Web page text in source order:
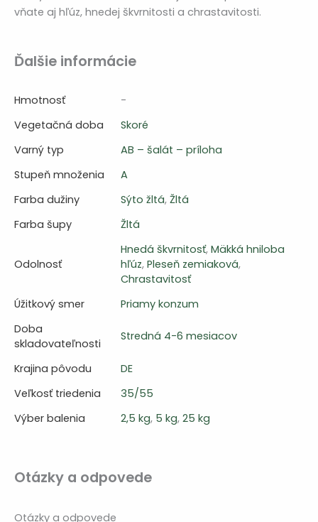
vňate aj hľúz, hnedej škvrnitosti a chrastavitosti.
Ďalšie informácie
Hmotnosť
-
Vegetačná doba
Skoré
Varný typ
AB – šalát – príloha
Stupeň množenia
A
Farba dužiny
Sýto žltá, Žltá
Farba šupy
Žltá
Odolnosť
Hnedá škvrnitosť, Mäkká hniloba
hľúz, Pleseň zemiaková,
Chrastavitosť
Úžitkový smer
Priamy konzum
Doba
skladovateľnosti
Stredná 4-6 mesiacov
Krajina pôvodu
DE
Veľkosť triedenia
35/55
Výber balenia
2,5 kg, 5 kg, 25 kg
Otázky a odpovede
Otázky a odpovede